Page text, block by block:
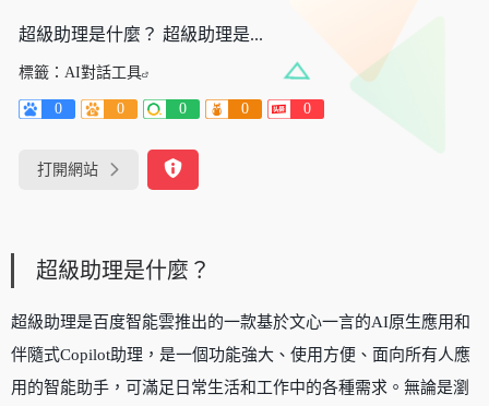
超級助理是什麼？ 超級助理是...
標籤： AI對話工具
0 0 0 0 0
打開網站
超級助理是什麼？
超級助理是百度智能雲推出的一款基於文心一言的AI原生應用和
伴隨式Copilot助理，是一個功能強大、使用方便、面向所有人應
用的智能助手，可滿足日常生活和工作中的各種需求。無論是瀏